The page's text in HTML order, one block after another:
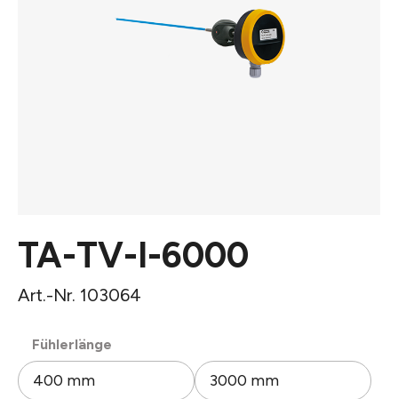
TA-TV-I-6000
Art.-Nr. 103064
Fühlerlänge
400 mm
3000 mm